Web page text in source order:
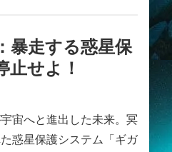
暴走する惑星保
止せよ！
宙へと進出した未来。冥
惑星保護システム「ギガ